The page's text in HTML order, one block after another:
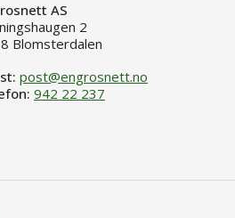
AS
2
Blomsterdalen
post@engrosnett.no
942 22 237